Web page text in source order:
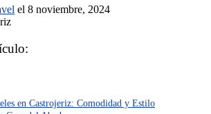
el 8 noviembre, 2024
en Castrojeriz: Comodidad y Estilo